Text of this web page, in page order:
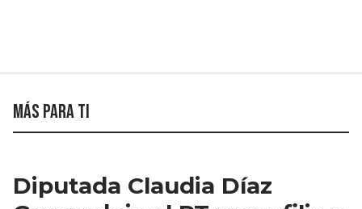
Más para ti
Diputada Claudia Díaz